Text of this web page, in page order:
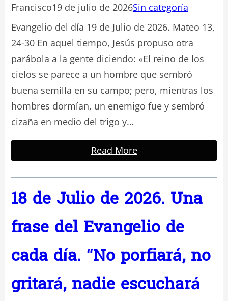
Francisco19 de julio de 2026Sin categoría
Evangelio del día 19 de Julio de 2026. Mateo 13,
24-30 En aquel tiempo, Jesús propuso otra
parábola a la gente diciendo: «El reino de los
cielos se parece a un hombre que sembró
buena semilla en su campo; pero, mientras los
hombres dormían, un enemigo fue y sembró
cizaña en medio del trigo y…
Read More
18 de Julio de 2026. Una
frase del Evangelio de
cada día. “No porfiará, no
gritará, nadie escuchará